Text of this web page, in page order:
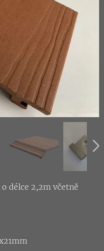
délce 2,2m včetně